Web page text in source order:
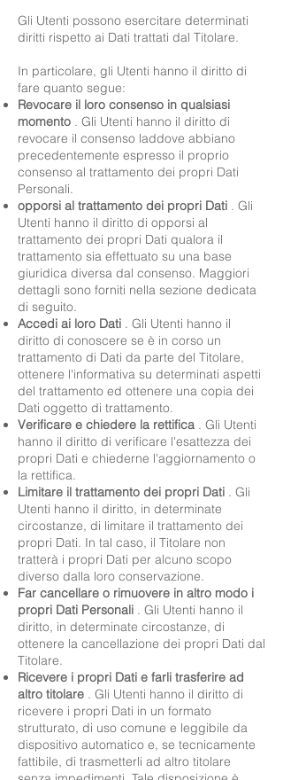
Gli Utenti possono esercitare determinati
diritti rispetto ai Dati trattati dal Titolare.
In particolare, gli Utenti hanno il diritto di
fare quanto segue:
Revocare il loro consenso in qualsiasi
momento . Gli Utenti hanno il diritto di
revocare il consenso laddove abbiano
precedentemente espresso il proprio
consenso al trattamento dei propri Dati
Personali.
opporsi al trattamento dei propri Dati . Gli
Utenti hanno il diritto di opporsi al
trattamento dei propri Dati qualora il
trattamento sia effettuato su una base
giuridica diversa dal consenso. Maggiori
dettagli sono forniti nella sezione dedicata
di seguito.
Accedi ai loro Dati . Gli Utenti hanno il
diritto di conoscere se è in corso un
trattamento di Dati da parte del Titolare,
ottenere l'informativa su determinati aspetti
del trattamento ed ottenere una copia dei
Dati oggetto di trattamento.
Verificare e chiedere la rettifica . Gli Utenti
hanno il diritto di verificare l'esattezza dei
propri Dati e chiederne l'aggiornamento o
la rettifica.
Limitare il trattamento dei propri Dati . Gli
Utenti hanno il diritto, in determinate
circostanze, di limitare il trattamento dei
propri Dati. In tal caso, il Titolare non
tratterà i propri Dati per alcuno scopo
diverso dalla loro conservazione.
Far cancellare o rimuovere in altro modo i
propri Dati Personali . Gli Utenti hanno il
diritto, in determinate circostanze, di
ottenere la cancellazione dei propri Dati dal
Titolare.
Ricevere i propri Dati e farli trasferire ad
altro titolare . Gli Utenti hanno il diritto di
ricevere i propri Dati in un formato
strutturato, di uso comune e leggibile da
dispositivo automatico e, se tecnicamente
fattibile, di trasmetterli ad altro titolare